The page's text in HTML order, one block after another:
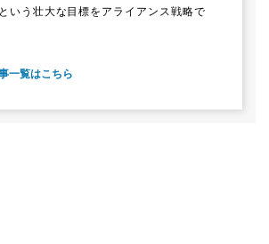
いう壮大な目標をアライアンス戦略で
一覧はこちら